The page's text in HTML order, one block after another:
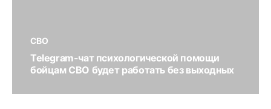
СВО
Telegram-чат психологической помощи
бойцам СВО будет работать без выходных